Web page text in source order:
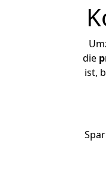
die
ist,